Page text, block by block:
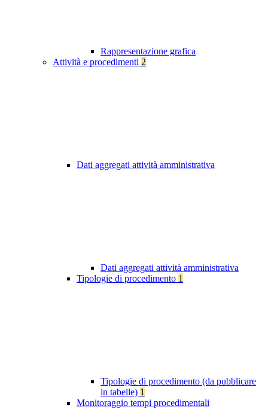
Rappresentazione grafica
Attività e procedimenti 2
Dati aggregati attività amministrativa
Dati aggregati attività amministrativa
Tipologie di procedimento 1
Tipologie di procedimento (da pubblicare
in tabelle) 1
Monitoraggio tempi procedimentali